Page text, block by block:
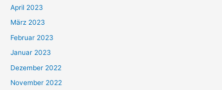
April 2023
März 2023
Februar 2023
Januar 2023
Dezember 2022
November 2022